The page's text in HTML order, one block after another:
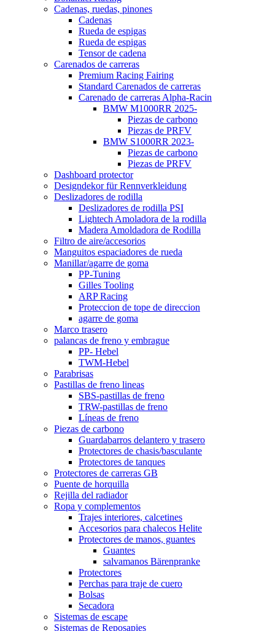
Cadenas, ruedas, pinones
Cadenas
Rueda de espigas
Rueda de espigas
Tensor de cadena
Carenados de carreras
Premium Racing Fairing
Standard Carenados de carreras
Carenado de carreras Alpha-Racin
BMW M1000RR 2025-
Piezas de carbono
Piezas de PRFV
BMW S1000RR 2023-
Piezas de carbono
Piezas de PRFV
Dashboard protector
Designdekor für Rennverkleidung
Deslizadores de rodilla
Deslizadores de rodilla PSI
Lightech Amoladora de la rodilla
Madera Amoldadora de Rodilla
Filtro de aire/accesorios
Manguitos espaciadores de rueda
Manillar/agarre de goma
PP-Tuning
Gilles Tooling
ARP Racing
Proteccion de tope de direccion
agarre de goma
Marco trasero
palancas de freno y embrague
PP- Hebel
TWM-Hebel
Parabrisas
Pastillas de freno lineas
SBS-pastillas de freno
TRW-pastillas de freno
Líneas de freno
Piezas de carbono
Guardabarros delantero y trasero
Protectores de chasis/basculante
Protectores de tanques
Protectores de carreras GB
Puente de horquilla
Rejilla del radiador
Ropa y complementos
Trajes interiores, calcetines
Accesorios para chalecos Helite
Protectores de manos, guantes
Guantes
salvamanos Bärenpranke
Protectores
Perchas para traje de cuero
Bolsas
Secadora
Sistemas de escape
Sistemas de Reposapies